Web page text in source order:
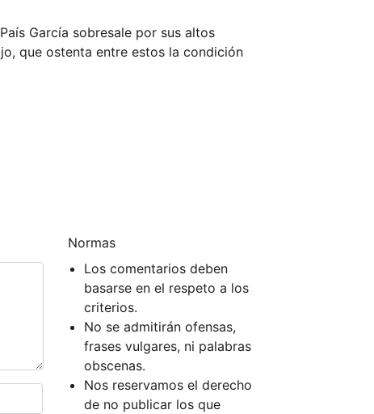
García sobresale por sus altos
que ostenta entre estos la condición
Normas
Los comentarios deben
basarse en el respeto a los
criterios.
No se admitirán ofensas,
frases vulgares, ni palabras
obscenas.
Nos reservamos el derecho
de no publicar los que